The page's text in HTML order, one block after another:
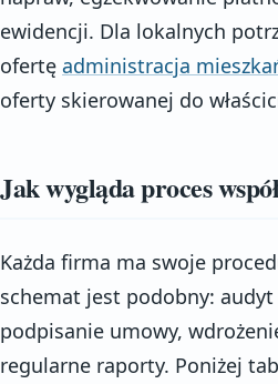
ewidencji. Dla lokalnych
ofertę administracja
oferty skierowanej do
Jak wygląda proces
Każda firma ma swoje
schemat jest podobny: audyt
podpisanie umowy,
regularne raporty. Poniżej